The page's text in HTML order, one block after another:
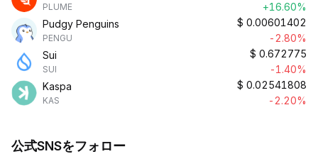
PLUME
+16.60%
Pudgy Penguins
PENGU
$ 0.00601402
-2.80%
Sui
SUI
$ 0.672775
-1.40%
Kaspa
KAS
$ 0.02541808
-2.20%
公式SNSをフォロー